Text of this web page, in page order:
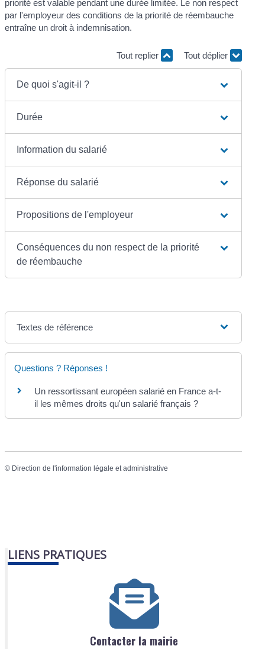
priorité est valable pendant une durée limitée. Le non respect
par l'employeur des conditions de la priorité de réembauche
entraîne un droit à indemnisation.
Tout replier Tout déplier
De quoi s'agit-il ?
Durée
Information du salarié
Réponse du salarié
Propositions de l'employeur
Conséquences du non respect de la priorité
de réembauche
Textes de référence
Questions ? Réponses !
Un ressortissant européen salarié en France a-t-
il les mêmes droits qu'un salarié français ?
© Direction de l'information légale et administrative
LIENS PRATIQUES
Contacter la mairie